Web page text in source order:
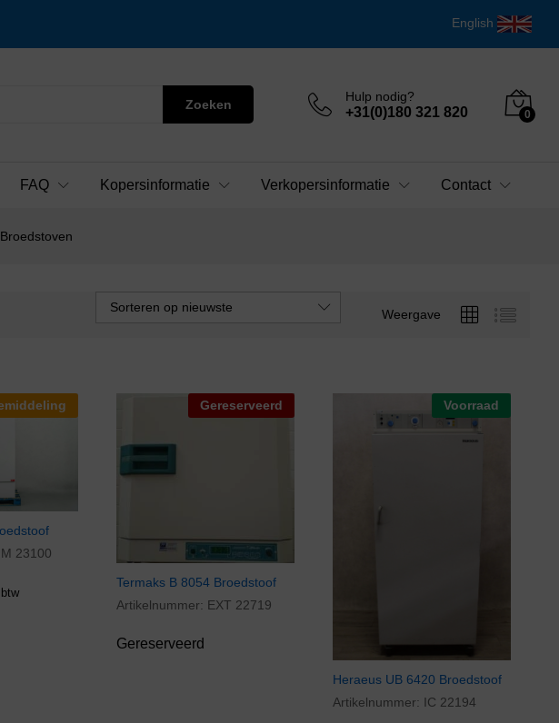
English
Zoeken
Hulp nodig?
+31(0)180 321 820 0
FAQ Kopersinformatie Verkopersinformatie Contact
Broedstoven
Weergave
Sorteren op nieuwste
23100
Gereserveerd
Termaks B 8054 Broedstoof
Artikelnummer: EXT 22719
Gereserveerd
Voorraad
Heraeus UB 6420 Broedstoof
Artikelnummer: IC 22194
€2.499,00